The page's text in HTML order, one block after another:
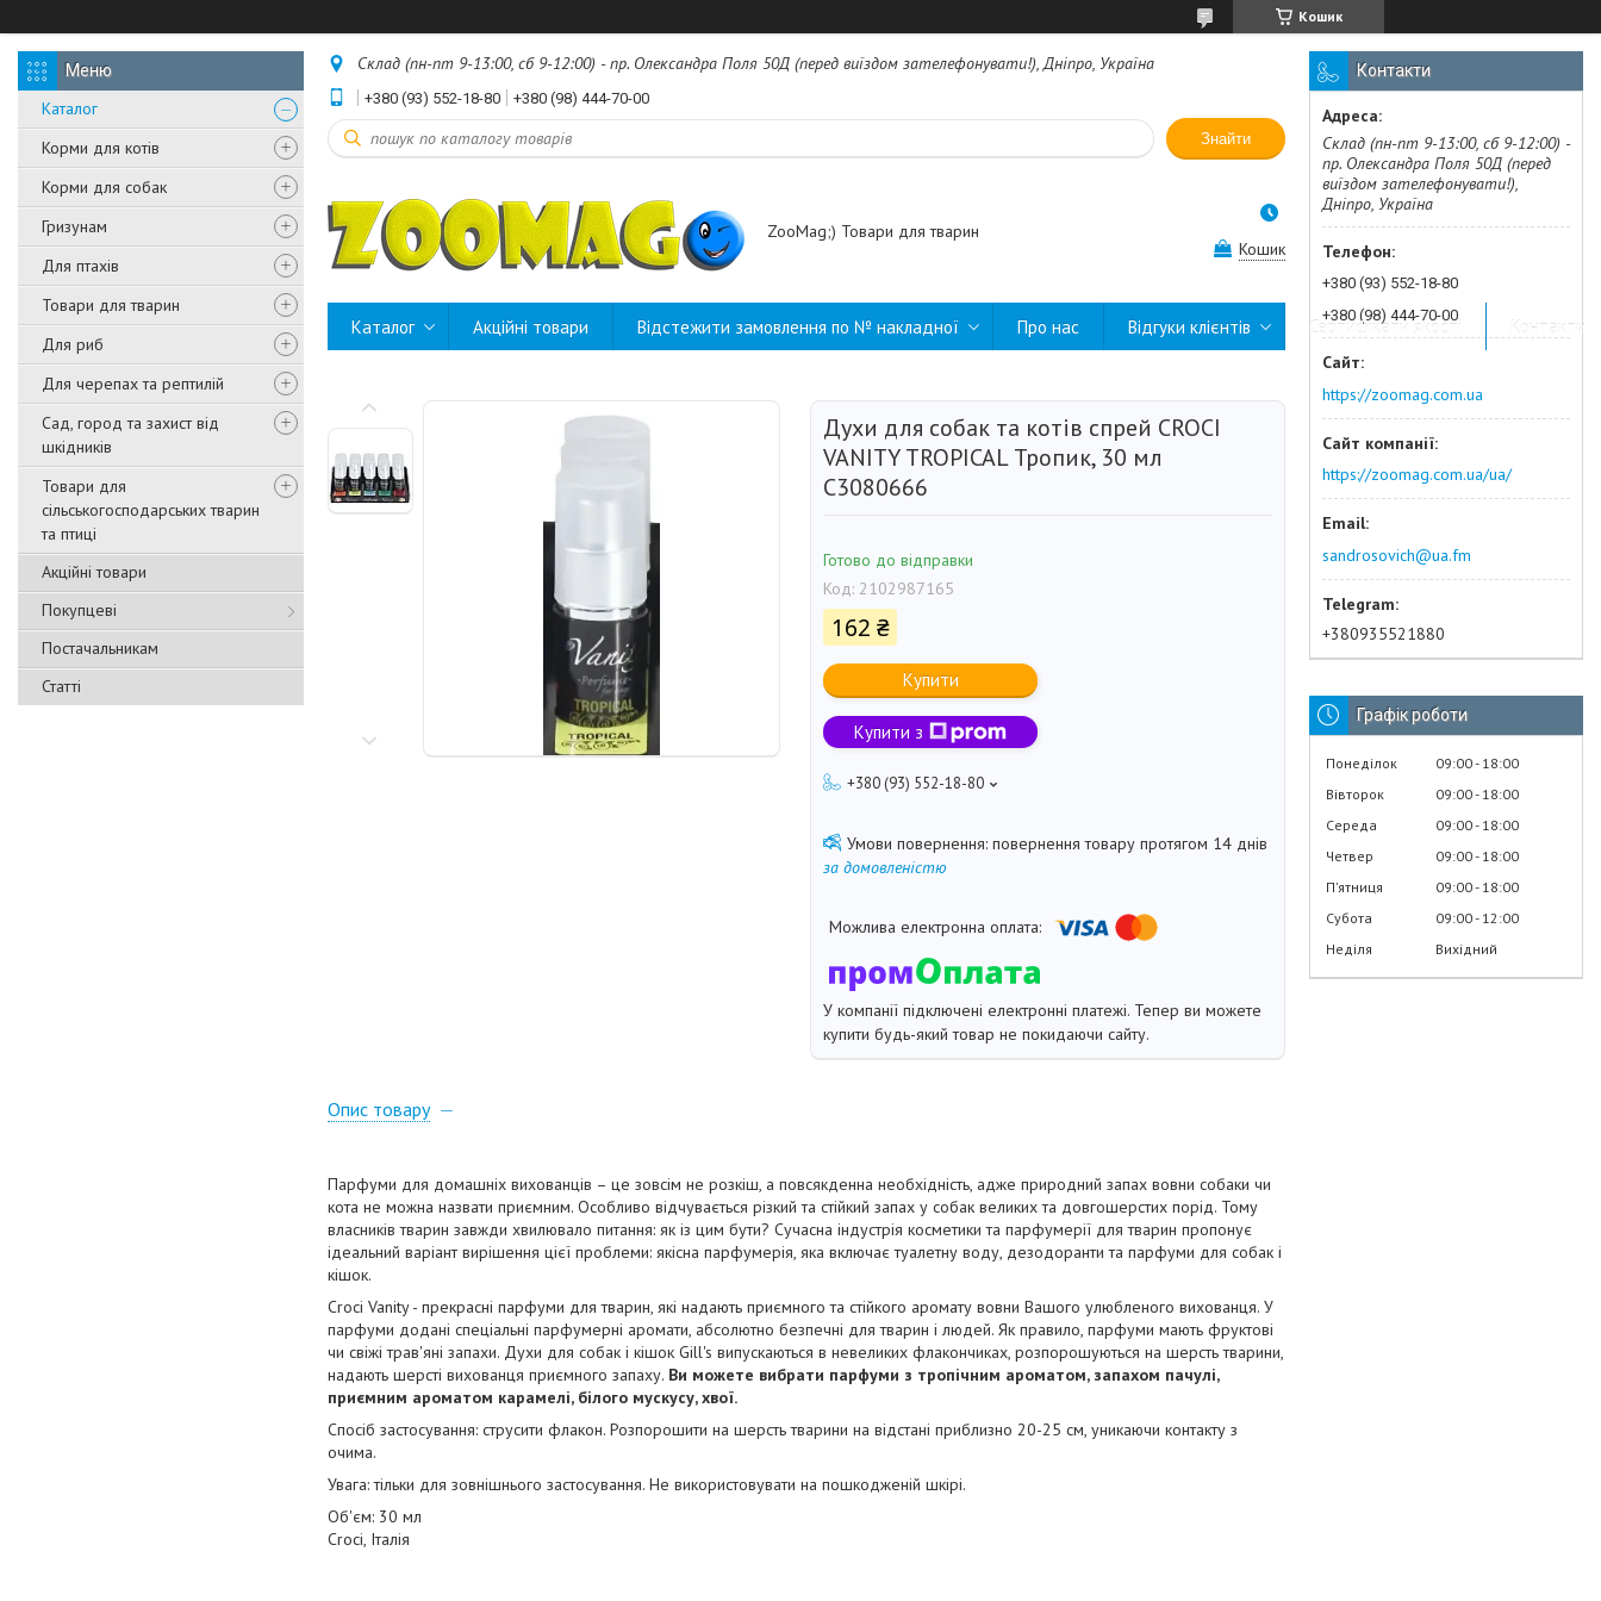
Кошик
Каталог
Корми для котів
Корми для собак
Гризунам
Для птахів
Товари для тварин
Для риб
Для черепах та рептилій
Сад, город та захист від
шкідників
Товари для
сільськогосподарських тварин
та птиці
Акційні товари
Покупцеві
Постачальникам
Статті
Склад (пн-пт 9-13:00, сб 9-12:00) - пр. Олександра Поля 50Д (перед виїздом зателефонувати!), Дніпро, Україна
+380 (93) 552-18-80 +380 (98) 444-70-00
Знайти
ZooMag;) Товари для тварин
Кошик
Каталог Акційні товари Відстежити замовлення по № накладної Про нас Відгуки клієнтів Сертифікати якості Контакти
Духи для собак та котів спрей CROCI
VANITY TROPICAL Тропик, 30 мл
C3080666
Готово до відправки
Код: 2102987165
162 ₴
Купити
Купити з
+380 (93) 552-18-80
повернення товару протягом 14 днів
за домовленістю
У компанії підключені електронні платежі. Тепер ви можете
купити будь-який товар не покидаючи сайту.
Опис товару
Парфуми для домашніх вихованців – це зовсім не розкіш, а повсякденна необхідність, адже природний запах вовни собаки чи
кота не можна назвати приємним. Особливо відчувається різкий та стійкий запах у собак великих та довгошерстих порід. Тому
власників тварин завжди хвилювало питання: як із цим бути? Сучасна індустрія косметики та парфумерії для тварин пропонує
ідеальний варіант вирішення цієї проблеми: якісна парфумерія, яка включає туалетну воду, дезодоранти та парфуми для собак і
кішок.
Croci Vanity - прекрасні парфуми для тварин, які надають приємного та стійкого аромату вовни Вашого улюбленого вихованця. У
парфуми додані спеціальні парфумерні аромати, абсолютно безпечні для тварин і людей. Як правило, парфуми мають фруктові
чи свіжі трав'яні запахи. Духи для собак і кішок Gill's випускаються в невеликих флакончиках, розпорошуються на шерсть тварини,
надають шерсті вихованця приємного запаху. Ви можете вибрати парфуми з тропічним ароматом, запахом пачулі,
приємним ароматом карамелі, білого мускусу, хвої.
Спосіб застосування: струсити флакон. Розпорошити на шерсть тварини на відстані приблизно 20-25 см, уникаючи контакту з
очима.
Увага: тільки для зовнішнього застосування. Не використовувати на пошкодженій шкірі.
Об'єм: 30 мл
Croci, Італія
Контакти
Склад (пн-пт 9-13:00, сб 9-12:00) -
пр. Олександра Поля 50Д (перед
виїздом зателефонувати!),
Дніпро, Україна
+380 (93) 552-18-80
+380 (98) 444-70-00
https://zoomag.com.ua
https://zoomag.com.ua/ua/
sandrosovich@ua.fm
+380935521880
Графік роботи
Понеділок 09:00 18:00
Вівторок
09:00 18:00
Середа
09:00 18:00
Четвер
09:00 18:00
Пʼятниця
09:00 18:00
Субота
09:00 12:00
Неділя
Вихідний